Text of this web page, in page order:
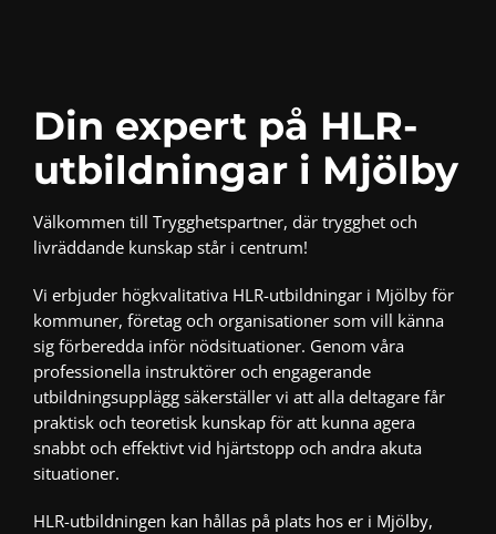
Din expert på HLR-
utbildningar i Mjölby
Välkommen till Trygghetspartner, där trygghet och
livräddande kunskap står i centrum!
Vi erbjuder högkvalitativa HLR-utbildningar i Mjölby för
kommuner, företag och organisationer som vill känna
sig förberedda inför nödsituationer. Genom våra
professionella instruktörer och engagerande
utbildningsupplägg säkerställer vi att alla deltagare får
praktisk och teoretisk kunskap för att kunna agera
snabbt och effektivt vid hjärtstopp och andra akuta
situationer.
HLR-utbildningen kan hållas på plats hos er i Mjölby,